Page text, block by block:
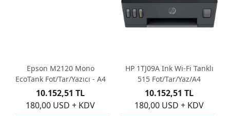
Epson M2120 Mono
EcoTank Fot/Tar/Yazıcı - A4
180,00 USD + KDV
10.152,51 TL
HP 1TJ09A Ink Wi-Fi Tanklı
515 Fot/Tar/Yaz/A4
180,00 USD + KDV
10.152,51 TL